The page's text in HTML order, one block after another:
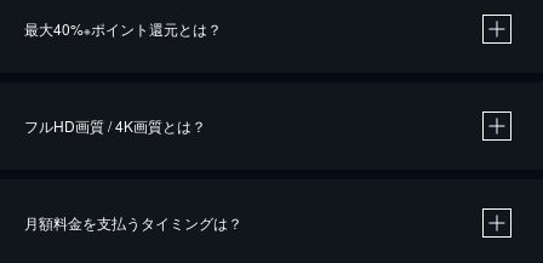
最大40%※ポイント還元とは？
※40％ポイント還元の対象は、クレジットカード決済による作品の購入 / レンタルです。
iOSアプリのUコイン決済による作品の購入 / レンタルは、20％のポイント還元です。
フルHD画質 / 4K画質とは？
月額料金を支払うタイミングは？